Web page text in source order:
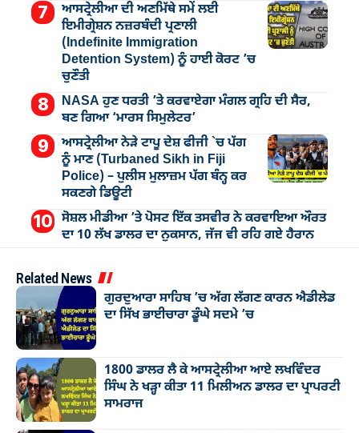
ਆਸਟ੍ਰੇਲੀਆ ਦੀ ਅਣਮਿੱਥੇ ਸਮੇਂ ਲਈ
ਇਮੀਗ੍ਰੇਸ਼ਨ ਨਜ਼ਰਬੰਦੀ ਪ੍ਰਣਾਲੀ
(Indefinite Immigration
Detention System) ਨੂੰ ਹਾਈ ਕੋਰਟ ’ਚ
ਚੁਣੌਤੀ
NASA ਹੁਣ ਧਰਤੀ ’ਤੇ ਕਰਵਾਏਗਾ ਮੰਗਲ ਗ੍ਰਹਿ ਦੀ ਸੈਰ,
ਬਣ ਗਿਆ ‘ਮਾਰਸ ਸਿਮੁਲੇਟਰ’
ਆਸਟ੍ਰੇਲੀਆ ਨੇੜੇ ਟਾਪੂ ਦੇਸ਼ ਫੀਜੀ `ਚ ਪੱਗ
ਨੂੰ ਮਾਣ (Turbaned Sikh in Fiji
Police) – ਪੁਲੀਸ ਮੁਲਾਜ਼ਮ ਪੱਗ ਬੰਨ੍ਹ ਕਰ
ਸਕਣਗੇ ਡਿਊਟੀ
ਸੋਸ਼ਲ ਮੀਡੀਆ ’ਤੇ ਪੋਸਟ ਇੱਕ ਤਸਵੀਰ ਨੇ ਕਰਵਾਇਆ ਔਰਤ
ਦਾ 10 ਲੱਖ ਡਾਲਰ ਦਾ ਨੁਕਸਾਨ, ਜੱਜ ਵੀ ਰਹਿ ਗਏ ਹੈਰਾਨ
Related News
ਗੁਰਦੁਆਰਾ ਸਾਹਿਬ ’ਚ ਅੱਗ ਲੱਗਣ ਕਾਰਨ ਐਡੀਲੇਡ
ਦਾ ਸਿੱਖ ਭਾਈਚਾਰਾ ਡੂੰਘੇ ਸਦਮੇ ’ਚ
1800 ਡਾਲਰ ਲੈ ਕੇ ਆਸਟ੍ਰੇਲੀਆ ਆਏ ਲਖਵਿੰਦਰ
ਸਿੰਘ ਨੇ ਖੜ੍ਹਾ ਕੀਤਾ 11 ਮਿਲੀਅਨ ਡਾਲਰ ਦਾ ਪ੍ਰਾਪਰਟੀ
ਸਾਮਰਾਜ